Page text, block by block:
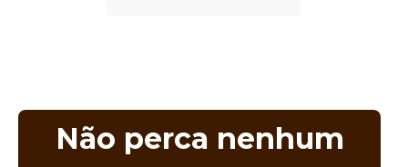
Não perca nenhum